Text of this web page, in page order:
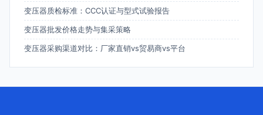
变压器质检标准：CCC认证与型式试验报告
变压器批发价格走势与集采策略
变压器采购渠道对比：厂家直销vs贸易商vs平台